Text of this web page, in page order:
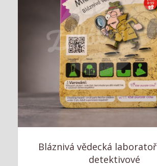
Bláznivá vědecká
detektivové